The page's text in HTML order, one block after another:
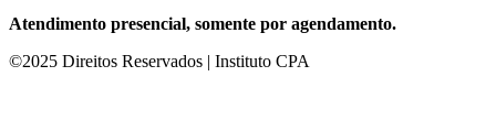
Atendimento presencial, somente por agendamento.
©2025 Direitos Reservados | Instituto CPA